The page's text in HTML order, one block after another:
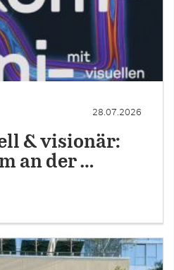
28.07.2026
& visionär:
an der …